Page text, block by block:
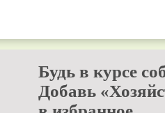
Будь в курсе
Добавь